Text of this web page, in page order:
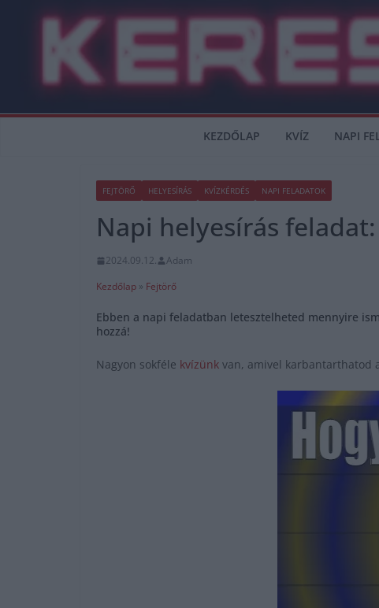
KEZDŐLAP KVÍZ NAPI
FEJTÖRŐ HELYESÍRÁS KVÍZKÉRDÉS NAPI FELADATOK
Napi helyesírás
2024.09.12.
Adam
Kezdőlap » Fejtörő
Ebben a napi feladatban letesztelheted mennyire
hozzá!
Nagyon sokféle kvízünk van, amivel karbantarthatod